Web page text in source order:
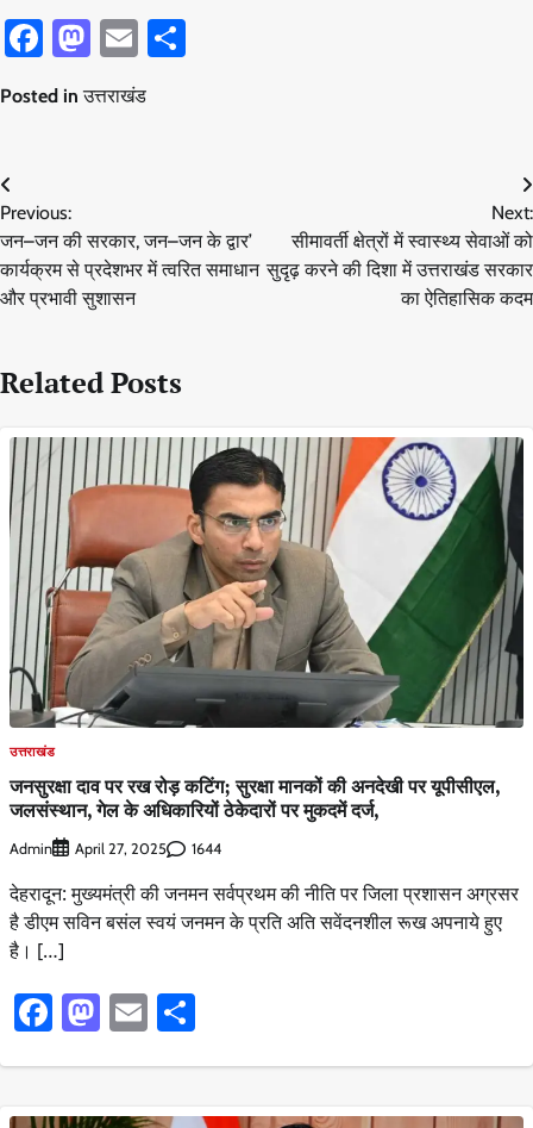
Facebook
Mastodon
Email
Posted inउत्तराखंड
Post
navigation
Previous:
जन–जन की सरकार, जन–जन के द्वार’
कार्यक्रम से प्रदेशभर में त्वरित समाधान
और प्रभावी सुशासन
Next:
सीमावर्ती क्षेत्रों में स्वास्थ्य सेवाओं को
सुदृढ़ करने की दिशा में उत्तराखंड सरकार
का ऐतिहासिक कदम
Related Posts
उत्तराखंड
जनसुरक्षा दाव पर रख रोड़ कटिंग; सुरक्षा मानकों की अनदेखी पर यूपीसीएल,
जलसंस्थान, गेल के अधिकारियों ठेकेदारों पर मुकदमें दर्ज,
Admin April 27, 2025 1644
देहरादून: मुख्यमंत्री की जनमन सर्वप्रथम की नीति पर जिला प्रशासन अग्रसर
है डीएम सविन बसंल स्वयं जनमन के प्रति अति सवेंदनशील रूख अपनाये हुए
है। […]
Facebook
Mastodon
Email